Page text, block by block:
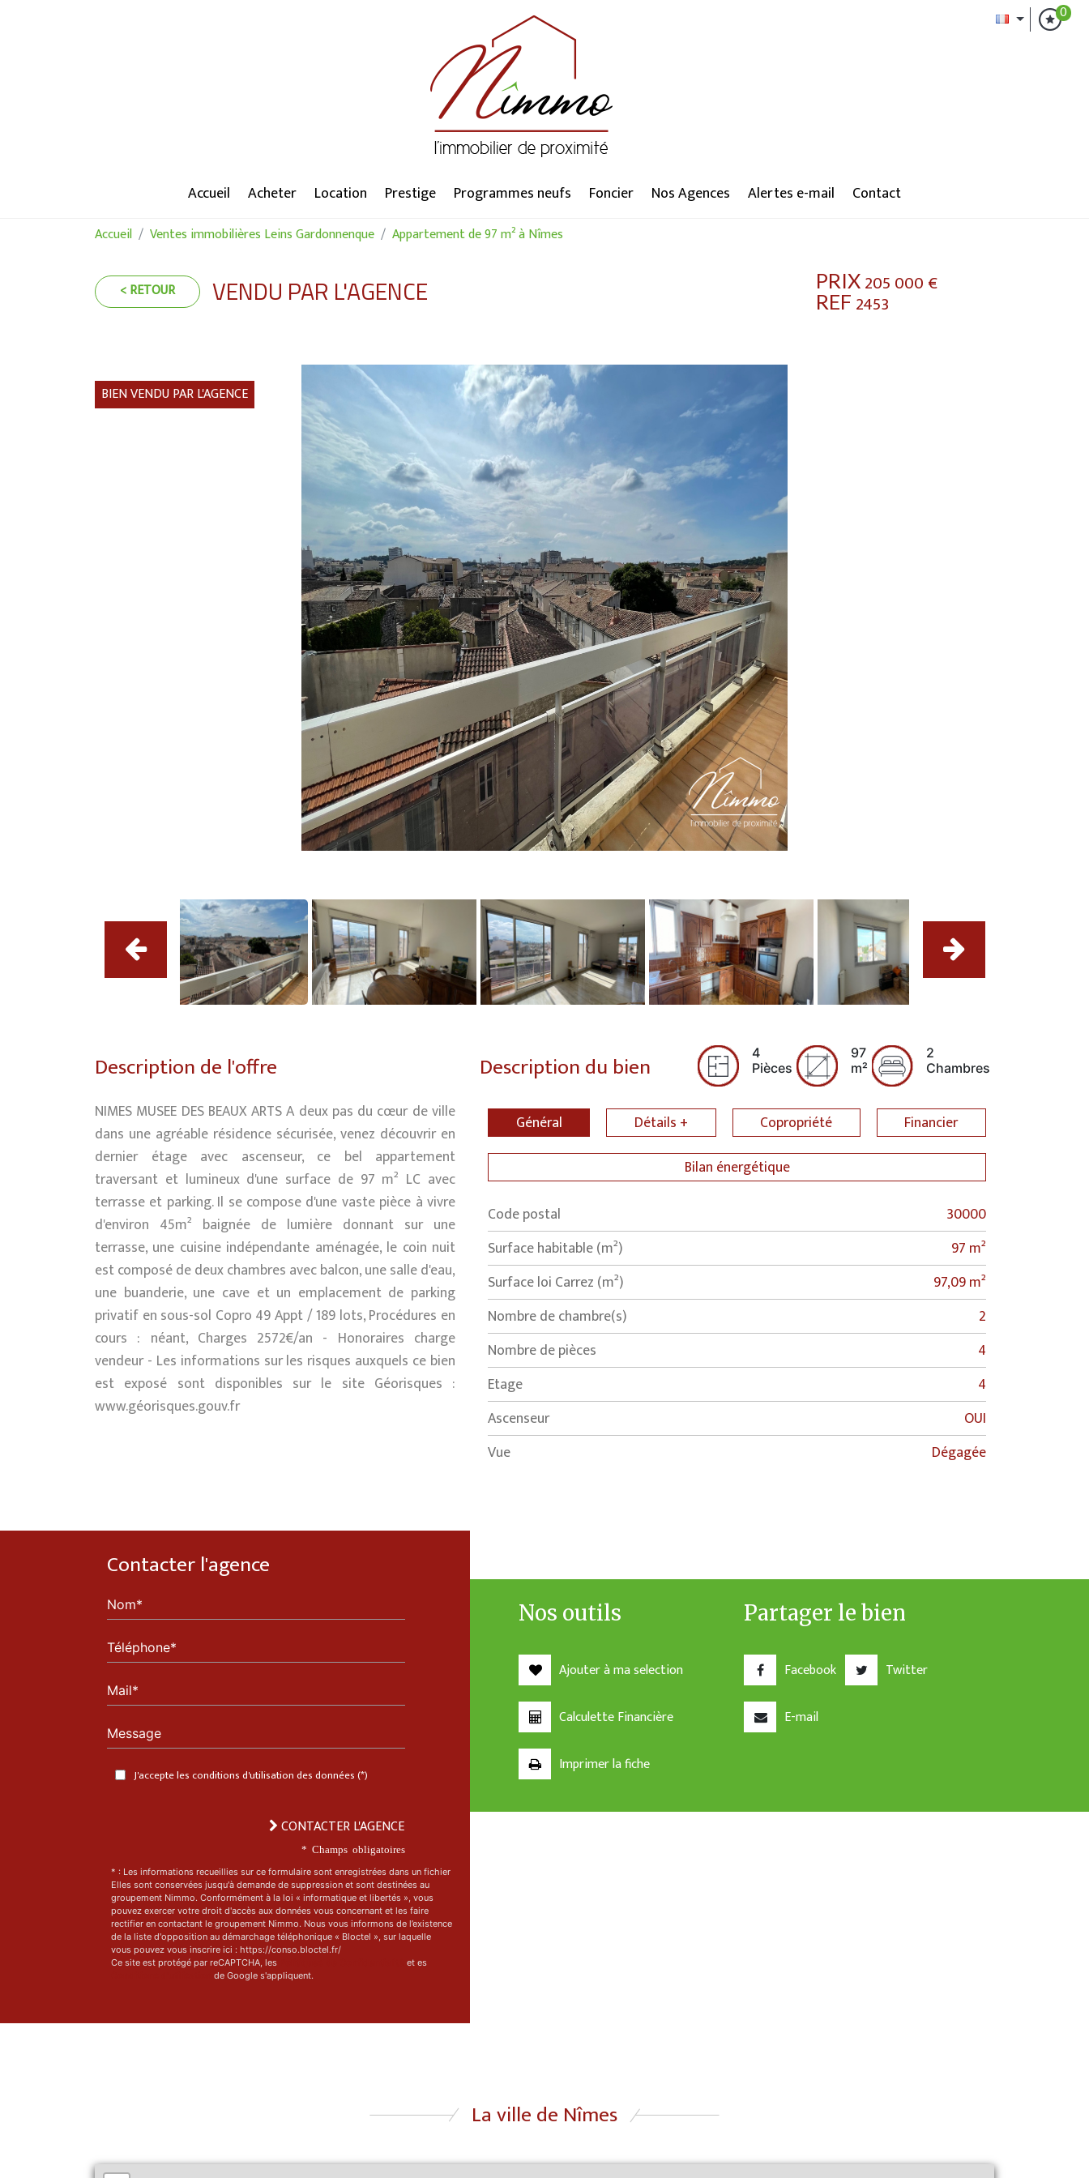
0
Accueil Acheter Location Prestige Programmes neufs Foncier Nos Agences Alertes e-mail Contact
Accueil Ventes immobilières Leins Gardonnenque Appartement de 97 m² à Nîmes
< RETOUR VENDU PAR L'AGENCE PRIX 205 000 €
REF 2453
BIEN VENDU PAR L'AGENCE
Description de l'offre
NIMES MUSEE DES BEAUX ARTS A deux pas du cœur de ville
dans une agréable résidence sécurisée, venez découvrir en
dernier étage avec ascenseur, ce bel appartement
traversant et lumineux d'une surface de 97 m² LC avec
terrasse et parking. Il se compose d'une vaste pièce à vivre
d'environ 45m² baignée de lumière donnant sur une
terrasse, une cuisine indépendante aménagée, le coin nuit
est composé de deux chambres avec balcon, une salle d'eau,
une buanderie, une cave et un emplacement de parking
privatif en sous-sol Copro 49 Appt / 189 lots, Procédures en
cours : néant, Charges 2572€/an - Honoraires charge
vendeur - Les informations sur les risques auxquels ce bien
est exposé sont disponibles sur le site Géorisques :
www.géorisques.gouv.fr
Description du bien
4
Pièces
97
m²
2
Chambres
Général Détails + Copropriété
Financier
Bilan énergétique
Label Value
Code postal
30000
Surface habitable (m²)
97 m²
Surface loi Carrez (m²)
97,09 m²
Nombre de chambre(s)
2
Nombre de pièces
4
Etage
4
Ascenseur
OUI
Vue
dégagée
Contacter l'agence
Nom*
Téléphone*
Mail*
Message
J'accepte les conditions d'utilisation des données (*)
CONTACTER L'AGENCE
* Champs obligatoires
* : Les informations recueillies sur ce formulaire sont enregistrées dans un fichier
Elles sont conservées jusqu'à demande de suppression et sont destinées au
groupement Nimmo. Conformément à la loi « informatique et libertés », vous
pouvez exercer votre droit d'accès aux données vous concernant et les faire
rectifier en contactant le groupement Nimmo. Nous vous informons de l’existence
de la liste d'opposition au démarchage téléphonique « Bloctel », sur laquelle
vous pouvez vous inscrire ici : https://conso.bloctel.fr/
Ce site est protégé par reCAPTCHA, les
et es
de Google s'appliquent.
Nos outils
Ajouter à ma selection
Calculette Financière
Imprimer la fiche
Partager le bien
Facebook Twitter
E-mail
La ville de Nîmes